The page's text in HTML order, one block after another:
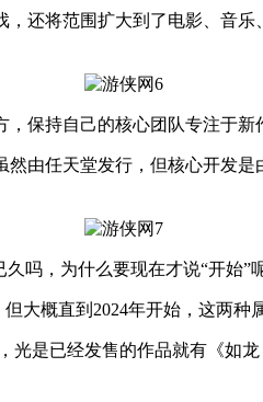
将范围扩大到了电影、音乐
持自己的核心团队专注于新
任天堂发行，但核心开发是
吗，为什么要现在才说“开始”
概直到2024年开始，这两种
已经发售的作品就有《如龙